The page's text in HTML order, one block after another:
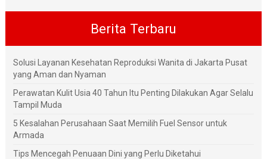
Berita Terbaru
Solusi Layanan Kesehatan Reproduksi Wanita di Jakarta Pusat
yang Aman dan Nyaman
Perawatan Kulit Usia 40 Tahun Itu Penting Dilakukan Agar Selalu
Tampil Muda
5 Kesalahan Perusahaan Saat Memilih Fuel Sensor untuk
Armada
Tips Mencegah Penuaan Dini yang Perlu Diketahui